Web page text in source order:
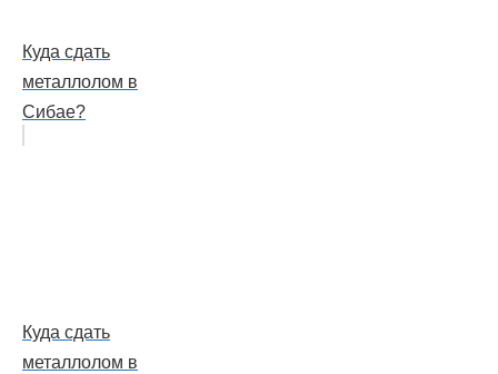
Куда сдать
металлолом в
Сибае?
Куда сдать
металлолом в